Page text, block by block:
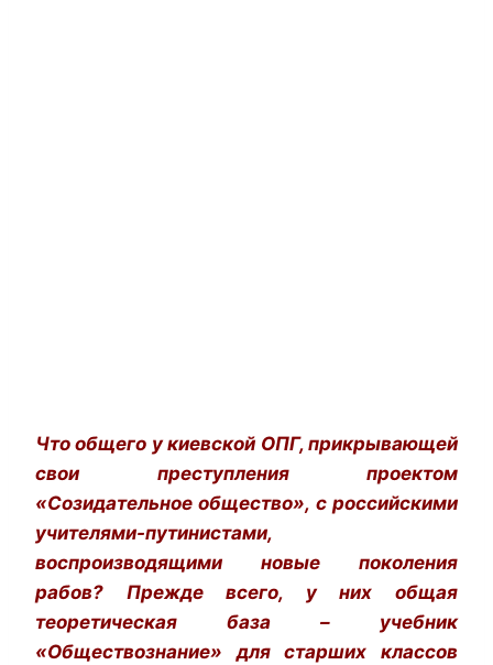
Что общего у киевской ОПГ, прикрывающей
свои преступления проектом
«Созидательное общество», с российскими
учителями-путинистами,
воспроизводящими новые поколения
рабов? Прежде всего, у них общая
теоретическая база – учебник
«Обществознание» для старших классов